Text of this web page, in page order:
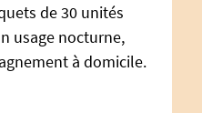
de 30 unités
usage nocturne,
à domicile.